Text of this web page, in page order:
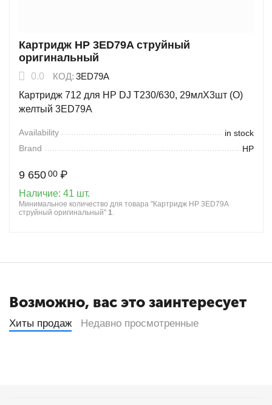
Картридж HP 3ED79A струйный
оригинальный
0.0 КОД: 3ED79A
Картридж 712 для HP DJ T230/630, 29млХ3шт (О)
желтый 3ED79A
Availability
in stock
Brand
HP
9 650 00 ₽
Наличие: 41 шт.
Минимальное количество для товара "Картридж HP 3ED79A
струйный оригинальный" 1.
Возможно, вас это заинтересует
Хиты продаж Недавно просмотренные